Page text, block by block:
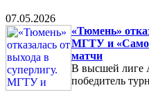
07.05.2026
«Тюмень»
МГТУ и
матчи
В высшей лиге
победитель